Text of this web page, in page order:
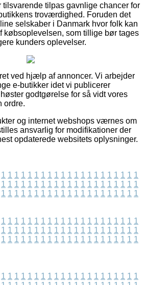
tilsvarende tilpas gavnlige chancer for
troværdighed. Foruden det
selskaber i Danmark hvor folk kan
købsoplevelsen, som tillige bør tages
kunders oplevelser.
ved hjælp af annoncer. Vi arbejder
e-butikker idet vi publicerer
godtgørelse for så vidt vores
ordre.
og internet webshops værnes om
ansvarlig for modifikationer der
opdaterede websitets oplysninger.
1 1 1 1 1 1 1 1 1 1 1 1 1 1 1 1 1 1 1 1 1
1 1 1 1 1 1 1 1 1 1 1 1 1 1 1 1 1 1 1 1 1
1 1 1 1 1 1 1 1 1 1 1 1 1 1 1 1 1 1 1 1 1
1 1 1 1 1 1 1 1 1 1 1 1 1 1 1 1 1 1 1 1 1
1 1 1 1 1 1 1 1 1 1 1 1 1 1 1 1 1 1 1 1 1
1 1 1 1 1 1 1 1 1 1 1 1 1 1 1 1 1 1 1 1 1
1 1 1 1 1 1 1 1 1 1 1 1 1 1 1 1 1 1 1 1 1